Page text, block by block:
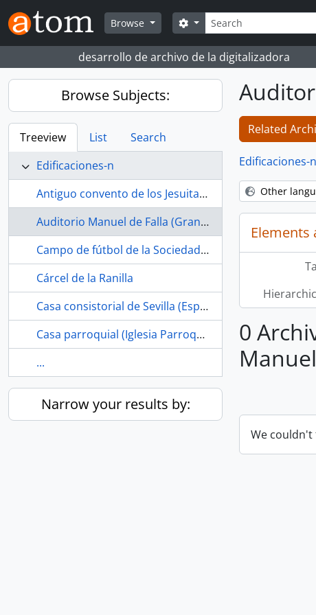
Skip to main content
Browse
Search
Search options
desarrollo de archivo de la digitalizadora
Browse Subjects:
Treeview List
Search
Edificaciones-n
Antiguo convento de los Jesuitas (Osuna, Sevilla, España, s. XVII-)
Auditorio Manuel de Falla (Granada, España)
Campo de fútbol de la Sociedad Deportiva Estrella Bachillera (La Bachillera, Sevilla, España, ca.1968-1989)
Cárcel de la Ranilla
Casa consistorial de Sevilla (España, s. XVI-)
Casa parroquial (Iglesia Parroquial de Santiago el Mayor, Los Corrales, Sevilla, España)
...
Narrow your results by:
Related
Edificaciones-n
Other
Elements
0
We couldn't